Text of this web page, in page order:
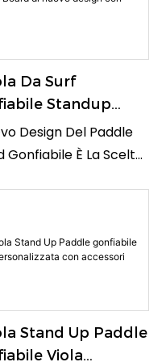
È
Che Desiderano
Con Lo Stand Up
Boarding
Da Surf
Standup
Board Di Nuovo
Con Pompa
Design Del Paddle
Gonfiabile È La Scelta
Pompa Per Un
Gonfiaggio,
Appassionati Di
Di Tutti I Livelli
Stand Up Paddle
Viola